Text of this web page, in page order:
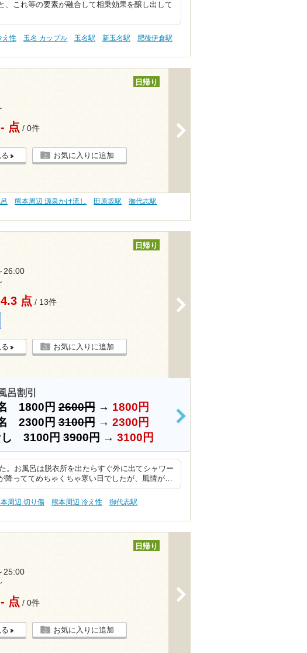
、これ等の要素が融合して相乗効果を醸し出して
え性 玉名 カップル 玉名駅 新玉名駅
肥後伊倉駅
日帰り
- 点 / 0件
お気に入りに追加
熊本周辺 源泉かけ流し 田原坂駅
御代志駅
日帰り
26:00
4.3 点 / 13件
お気に入りに追加
呂割引
名 1800円2600円→ 1800円
名 2300円3100円→ 2300円
し 3100円3900円→ 3100円
>
。お風呂は脱衣所を出たらすぐ外に出てシャワー
降っててめちゃくちゃ寒い日でしたが、風情が…
周辺 切り傷 熊本周辺 冷え性
御代志駅
日帰り
25:00
- 点 / 0件
お気に入りに追加